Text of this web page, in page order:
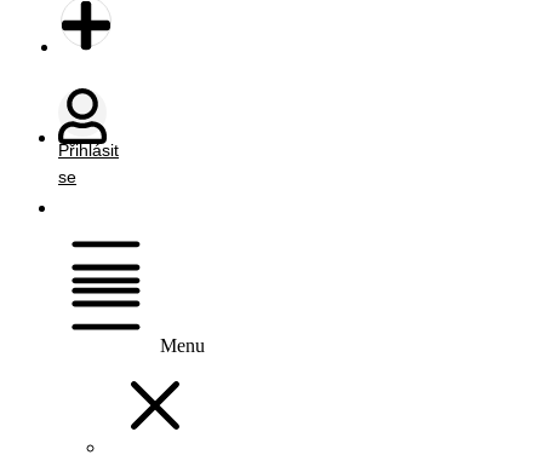
Přihlásit
se
Menu